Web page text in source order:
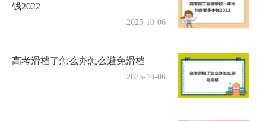
钱2022
2025-10-06
高考滑档了怎么办怎么避免滑档
2025-10-06